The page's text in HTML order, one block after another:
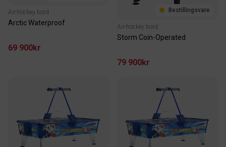
Air-hockey bord
Arctic Waterproof
69 900kr
Bestillingsvare
Air-hockey bord
Storm Coin-Operated
79 900kr